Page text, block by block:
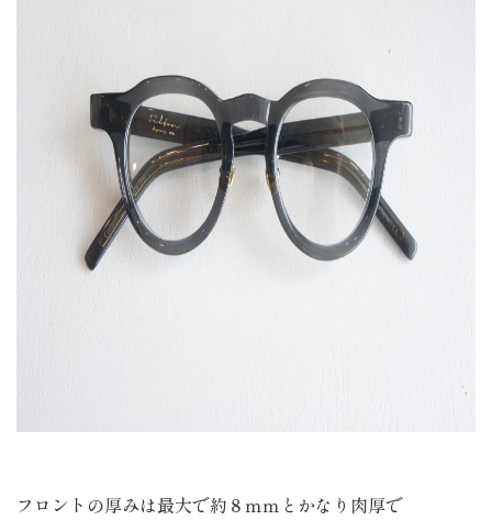
フロントの厚みは最大で約８ｍｍとかなり肉厚で